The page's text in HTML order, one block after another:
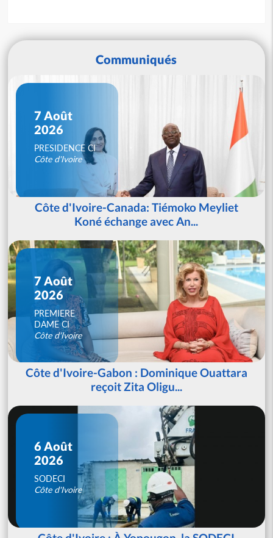
Communiqués
7 Août
2026
PRESIDENCE CI
Côte d'Ivoire
Côte d'Ivoire-Canada: Tiémoko Meyliet
Koné échange avec An...
7 Août
2026
PREMIERE
DAME CI
Côte d'Ivoire
Côte d'Ivoire-Gabon : Dominique Ouattara
reçoit Zita Oligu...
6 Août
2026
SODECI
Côte d'Ivoire